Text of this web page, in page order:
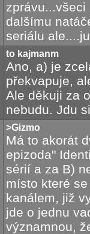
dalšímu
seriálu
to kajmanm
Ano, a) je
překvapuje,
Ale děkuji za
nebudu. Jdu
>Gizmo
Má to akorát
epizoda"
sérií a za B)
místo které
kanálem, již
jde o jednu
významnou,